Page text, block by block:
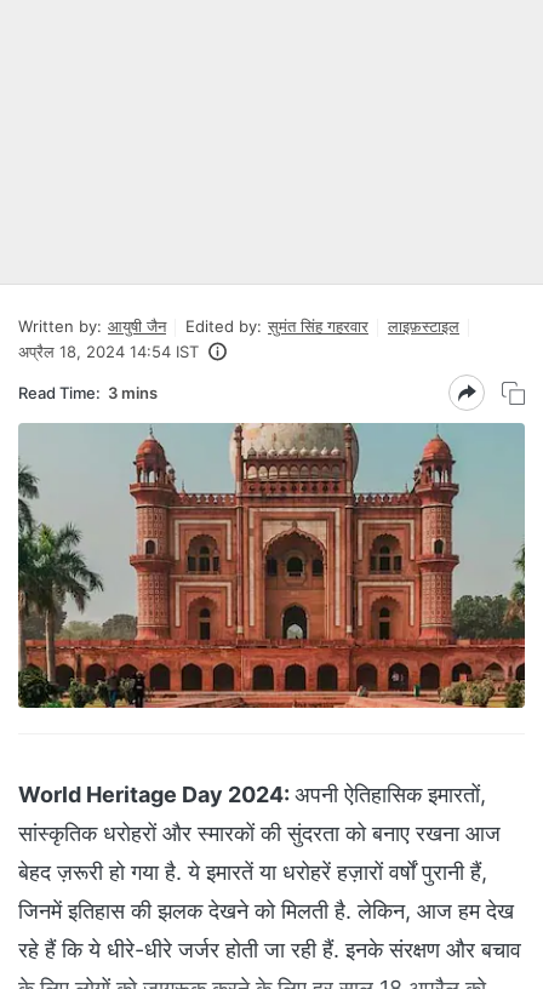
Written by: आयुषी जैन Edited by: सुमंत सिंह गहरवार
लाइफ़स्टाइल
अप्रैल 18, 2024 14:54 IST
Read Time: 3 mins
World Heritage Day 2024: अपनी ऐतिहासिक इमारतों,
सांस्कृतिक धरोहरों और स्मारकों की सुंदरता को बनाए रखना आज
बेहद ज़रूरी हो गया है. ये इमारतें या धरोहरें हज़ारों वर्षों पुरानी हैं,
जिनमें इतिहास की झलक देखने को मिलती है. लेकिन, आज हम देख
रहे हैं कि ये धीरे-धीरे जर्जर होती जा रही हैं. इनके संरक्षण और बचाव